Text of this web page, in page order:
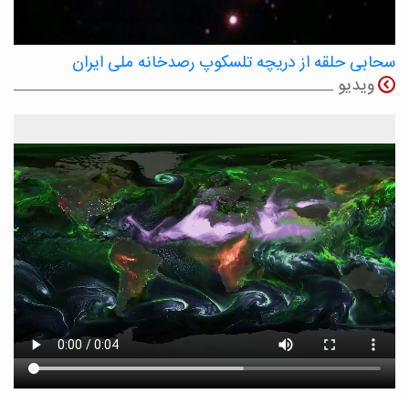
سحابی حلقه از دریچه تلسکوپ رصدخانه ملی ایران
ویدیو